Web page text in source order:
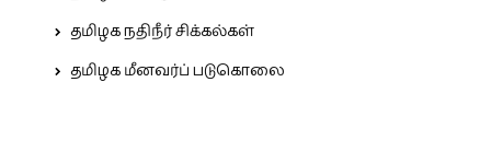
தமிழக நதிநீர் சிக்கல்கள்
தமிழக மீனவர்ப் படுகொலை